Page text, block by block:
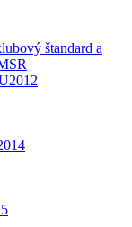
štandard a